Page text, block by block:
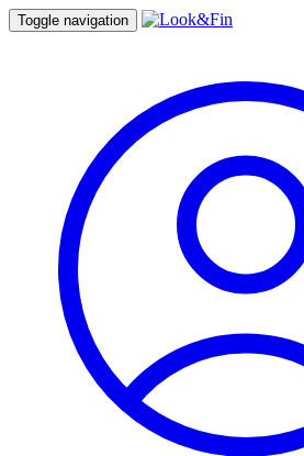
Toggle navigation